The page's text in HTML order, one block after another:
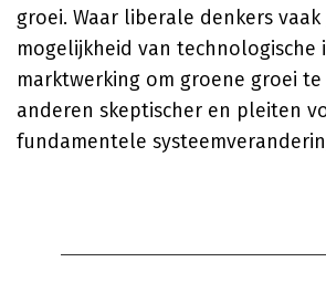
groei. Waar liberale denkers
mogelijkheid van technologische
marktwerking om groene groei te
anderen skeptischer en pleiten
fundamentele